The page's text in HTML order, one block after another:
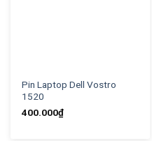
Pin Laptop Dell Vostro
1520
400.000₫